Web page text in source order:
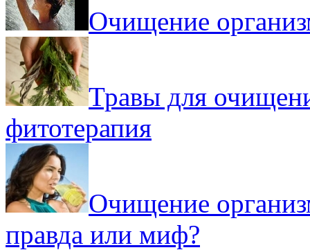
Очищение
Травы для
фитотерапия
Очищение
правда или миф?